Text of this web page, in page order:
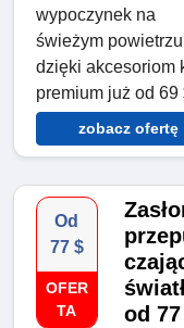
wypoczynek na
świeżym powietrzu
dzięki akcesoriom
premium już od 69
zobacz ofertę
Od
77 $
OFER
TA
od